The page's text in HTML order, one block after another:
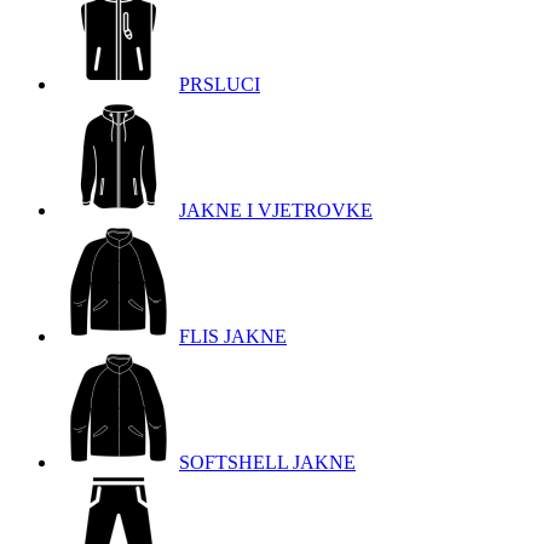
PRSLUCI
JAKNE I VJETROVKE
FLIS JAKNE
SOFTSHELL JAKNE